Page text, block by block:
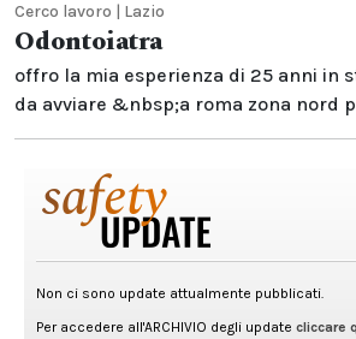
Cerco lavoro | Lazio
Odontoiatra
offro la mia esperienza di 25 anni in
da avviare &nbsp;a roma zona nord